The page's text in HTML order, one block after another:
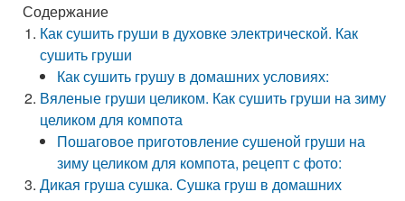
Содержание
Как сушить груши в духовке электрической. Как
сушить груши
Как сушить грушу в домашних условиях:
Вяленые груши целиком. Как сушить груши на зиму
целиком для компота
Пошаговое приготовление сушеной груши на
зиму целиком для компота, рецепт с фото:
Дикая груша сушка. Сушка груш в домашних